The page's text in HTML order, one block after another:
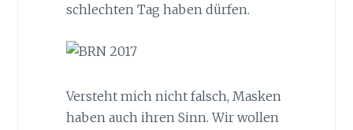
schlechten Tag haben dürfen.
Versteht mich nicht falsch, Masken
haben auch ihren Sinn. Wir wollen